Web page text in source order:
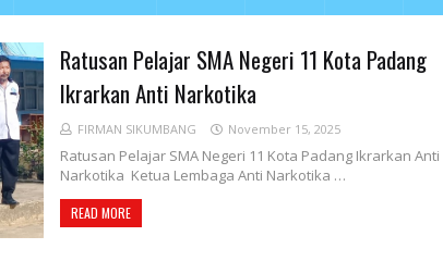
Ratusan Pelajar SMA Negeri 11 Kota Padang
Ikrarkan Anti Narkotika
FIRMAN SIKUMBANG November 15, 2025
Ratusan Pelajar SMA Negeri 11 Kota Padang Ikrarkan Anti
Narkotika Ketua Lembaga Anti Narkotika …
READ MORE